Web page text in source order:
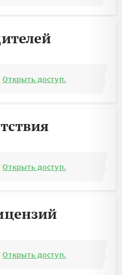
Открыть доступ.
Открыть доступ.
Открыть доступ.